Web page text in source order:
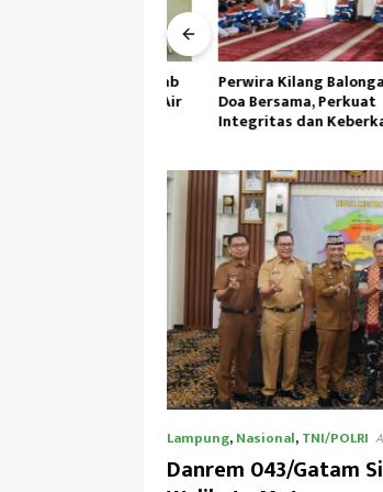
Perwira Kilang Balongan Gelar
Doa Bersama, Perkuat
Integritas dan Keberkahan
Lampung,Nasional,TNI/POLRI
Danrem 043/Gatam